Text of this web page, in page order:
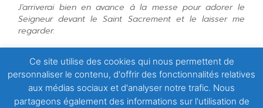
J’arriverai bien en avance à la messe pour adorer le
Seigneur devant le Saint Sacrement et le laisser me
regarder.
Facebook Twitter
Ce site utilise des cookies qui nous permettent de
personnaliser le contenu, d'offrir des fonctionnalités relatives
aux médias sociaux et d'analyser notre trafic. Nous
partageons également des informations sur l'utilisation de